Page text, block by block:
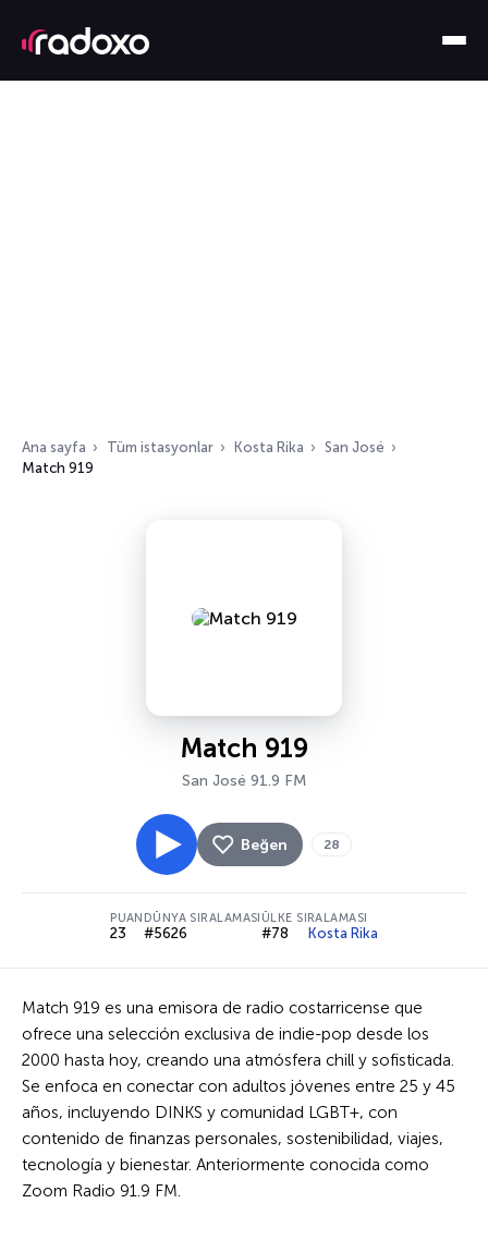
Ana sayfa Tüm istasyonlar Kosta Rika
San José
Match 919
Match 919
San José 91.9 FM
Beğen 28
PUAN
23
DÜNYA SIRALAMASI
#5626
ÜLKE SIRALAMASI
#78 Kosta Rika
Match 919 es una emisora de radio costarricense que
ofrece una selección exclusiva de indie-pop desde los
2000 hasta hoy, creando una atmósfera chill y sofisticada.
Se enfoca en conectar con adultos jóvenes entre 25 y 45
años, incluyendo DINKS y comunidad LGBT+, con
contenido de finanzas personales, sostenibilidad, viajes,
tecnología y bienestar. Anteriormente conocida como
Zoom Radio 91.9 FM.